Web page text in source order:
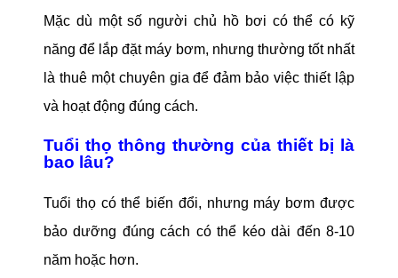
Mặc dù một số người chủ hồ bơi có thể có kỹ
năng để lắp đặt máy bơm, nhưng thường tốt nhất
là thuê một chuyên gia để đảm bảo việc thiết lập
và hoạt động đúng cách.
Tuổi thọ thông thường của thiết bị là
bao lâu?
Tuổi thọ có thể biến đổi, nhưng máy bơm được
bảo dưỡng đúng cách có thể kéo dài đến 8-10
năm hoặc hơn.